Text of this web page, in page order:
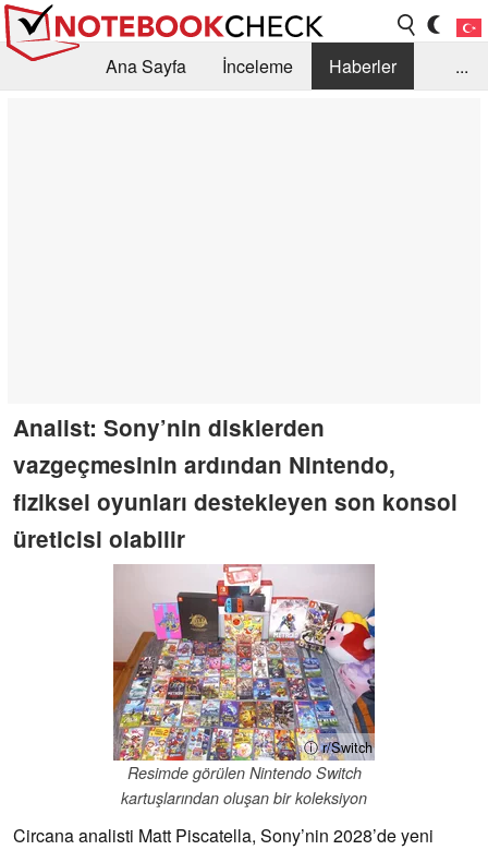
Ana Sayfa İnceleme
Haberler
...
Analist: Sony’nin disklerden
vazgeçmesinin ardından Nintendo,
fiziksel oyunları destekleyen son konsol
üreticisi olabilir
ⓘ r/Switch
Resimde görülen Nintendo Switch
kartuşlarından oluşan bir koleksiyon
Circana analisti Matt Piscatella, Sony’nin 2028’de yeni